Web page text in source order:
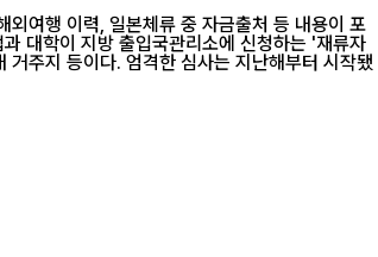
여행 이력, 일본체류 중 자금출처 등 내용이 포